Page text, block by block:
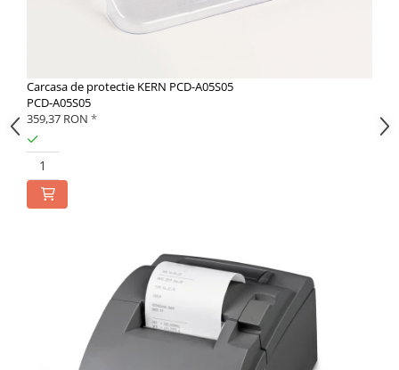
Carcasa de protectie KERN PCD-A05S05
PCD-A05S05
359,37 RON *